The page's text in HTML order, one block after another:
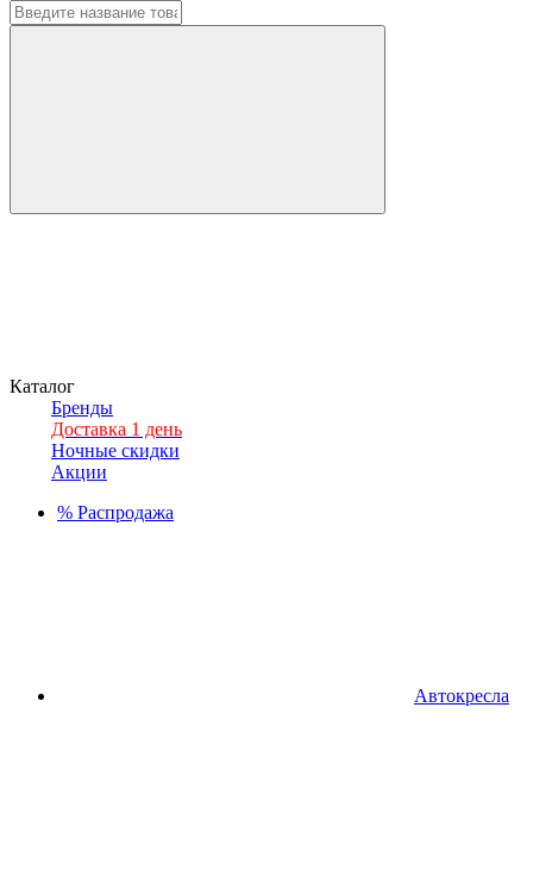
Каталог
Бренды
Доставка 1 день
Ночные скидки
Акции
% Распродажа
Автокресла